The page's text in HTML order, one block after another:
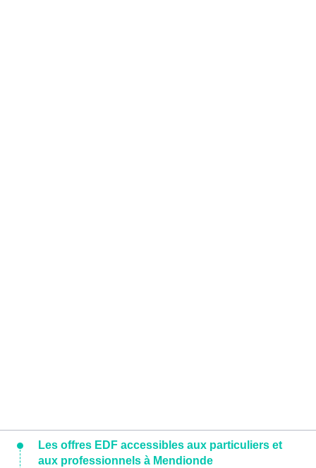
Les offres EDF accessibles aux particuliers et
aux professionnels à Mendionde